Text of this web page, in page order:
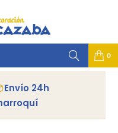
0
Envío 24h